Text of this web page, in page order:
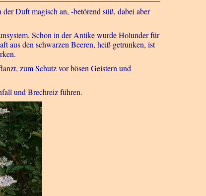
Duft magisch an, -betörend süß, dabei aber
Schon in der Antike wurde Holunder für
aus den schwarzen Beeren, heiß getrunken, ist
zum Schutz vor bösen Geistern und
und Brechreiz führen.